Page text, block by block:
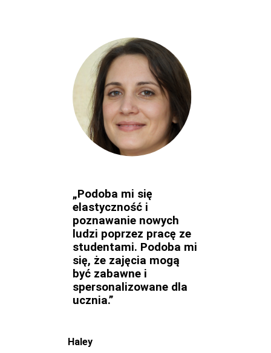
„Podoba mi się
elastyczność i
poznawanie nowych
ludzi poprzez pracę ze
studentami. Podoba mi
się, że zajęcia mogą
być zabawne i
spersonalizowane dla
ucznia.”
Haley